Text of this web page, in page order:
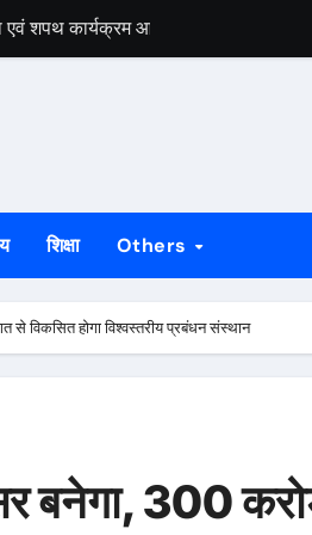
शपथ कार्यक्रम आयोजित
अली से मिलने जा रहा था
में नवाचार और उद्यमिता को मिलेगा बढ़ावा
को लेकर किया प्रदर्शन
शिक्षा Others
विकसित होगा विश्वस्तरीय प्रबंधन संस्थान
बनेगा, 300